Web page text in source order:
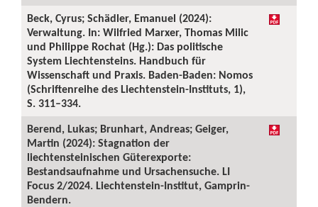
Beck, Cyrus; Schädler, Emanuel (2024):
Verwaltung. In: Wilfried Marxer, Thomas Milic
und Philippe Rochat (Hg.): Das politische
System Liechtensteins. Handbuch für
Wissenschaft und Praxis. Baden-Baden: Nomos
(Schriftenreihe des Liechtenstein-Instituts, 1),
S. 311–334.
Berend, Lukas; Brunhart, Andreas; Geiger,
Martin (2024): Stagnation der
liechtensteinischen Güterexporte:
Bestandsaufnahme und Ursachensuche. LI
Focus 2/2024. Liechtenstein-Institut, Gamprin-
Bendern.